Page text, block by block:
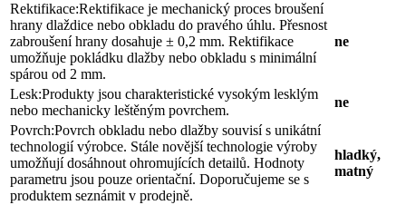
Rektifikace:Rektifikace je mechanický proces broušení
hrany dlaždice nebo obkladu do pravého úhlu. Přesnost
zabroušení hrany dosahuje ± 0,2 mm. Rektifikace
umožňuje pokládku dlažby nebo obkladu s minimální
spárou od 2 mm.
ne
Lesk:Produkty jsou charakteristické vysokým lesklým
nebo mechanicky leštěným povrchem.
ne
Povrch:Povrch obkladu nebo dlažby souvisí s unikátní
technologií výrobce. Stále novější technologie výroby
umožňují dosáhnout ohromujících detailů. Hodnoty
parametru jsou pouze orientační. Doporučujeme se s
produktem seznámit v prodejně.
hladký,
matný